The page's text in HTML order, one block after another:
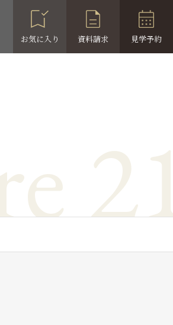
お気に入り 資料請求 見学予約